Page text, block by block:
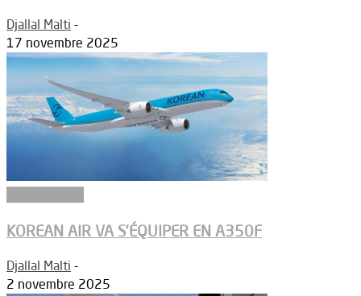
Djallal Malti -
17 novembre 2025
KOREAN AIR VA S’ÉQUIPER EN A350F
Djallal Malti -
2 novembre 2025